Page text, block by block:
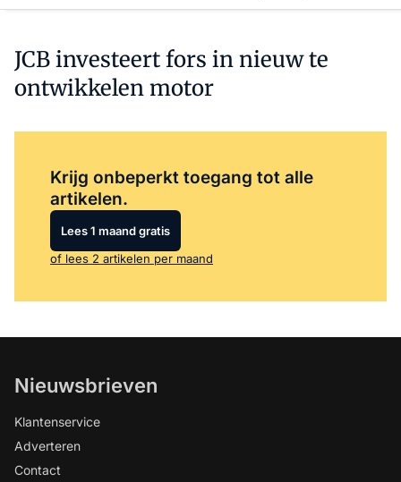
JCB investeert fors in nieuw te
ontwikkelen motor
Krijg onbeperkt toegang tot alle
artikelen.
Lees 1 maand gratis
of lees 2 artikelen per maand
Nieuwsbrieven
Klantenservice
Adverteren
Contact